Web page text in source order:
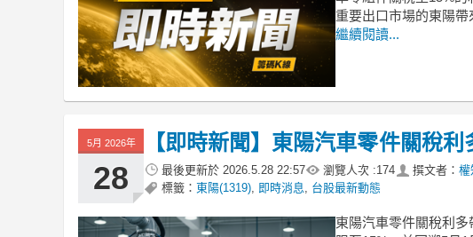
重要出口市場的東陽
繼續閱讀...
5月 2026年
28
【即時新聞】東陽汽車零件關稅
最後更新於 2026.5.28 22:57 瀏覽人次 :174 撰文者： 權
標籤： 東陽(1319) 即時消息 台股最新動態
東陽汽車零件關稅利